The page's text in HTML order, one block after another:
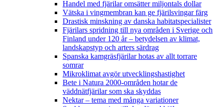
Handel med fjärilar omsätter miljontals dollar
Vätska i vingmembran kan ge fjärilsvingar färg
Drastisk minskning av danska habitatspecialister
Fjärilars spridning till nya områden i Sverige och
Finland under 120 år– betydelsen av klimat,
landskapstyp och arters särdrag
Spanska kamgräsfjärilar hotas av allt torrare
somrar
Mikroklimat avgör utvecklingshastighet
Bete i Natura 2000-områden hotar de
väddnätfjärilar som ska skyddas
Nektar – tema med många variationer